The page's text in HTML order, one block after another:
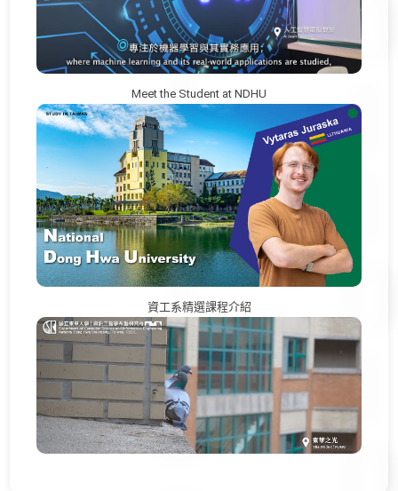
Meet the Student at NDHU
資工系精選課程介紹